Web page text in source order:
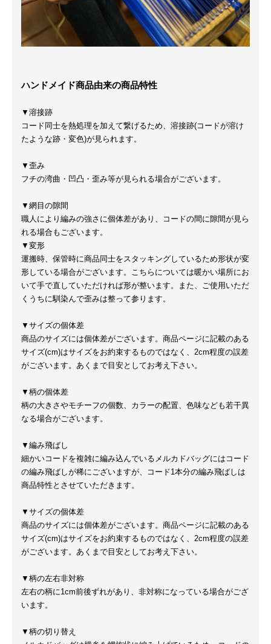
ハンドメイド商品由来の商品特性
▼溶接跡
コード同士を熱処理を加えて繋げるため、溶接跡(コードが溶け
たような跡・変色)が見られます。
▼歪み
フチの湾曲・凹凸・歪み等が見られる場合がございます。
▼網目の隙間
職人により編みの強さに個体差があり、コードの間に隙間が見ら
れる場合もございます。
▼変形
運搬時、保管時に商品同士をスタッキングしているため形状が変
形している場合がございます。こちらについては暖かい場所にお
いて手で直していただければ形が整います。また、ご使用いただ
くうちに馴染んで歪みは整って参ります。
▼サイズの個体差
商品のサイズには個体差がございます。商品ページに記載のある
サイズ(cm)はサイズをお約束するものではなく、2cm程度の誤差
がございます。あくまで目安としてお考え下さい。
▼柄の個体差
柄の大きさやモチーフの個数、カラーの配置、色味なども若干異
なる場合がございます。
▼編み飛ばし
細かいコードを複雑に編み込んでいるメルカドバッグにはコード
の編み飛ばしが稀にございますが、コード1本分の編み飛ばしは
商品特性とさせていただきます。
▼サイズの個体差
商品のサイズには個体差がございます。商品ページに記載のある
サイズ(cm)はサイズをお約束するものではなく、2cm程度の誤差
がございます。あくまで目安としてお考え下さい。
▼柄の左右非対称
左右の柄に1cm前後ずれがあり、非対称になっている場合がござ
います。
▼柄の切り替え